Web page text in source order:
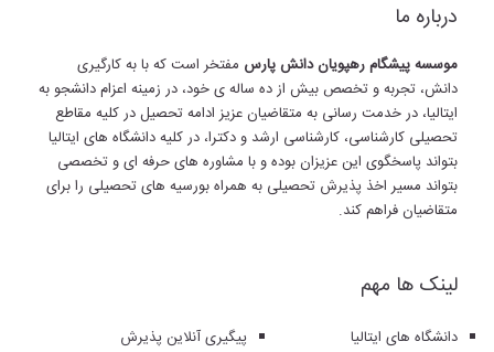
درباره ما
موسسه پیشگام رهپویان دانش پارس مفتخر است که با به کارگیری
دانش، تجربه و تخصص بیش از ده ساله ی خود، در زمینه اعزام دانشجو به
ایتالیا، در خدمت رسانی به متقاضیان عزیز ادامه تحصیل در کلیه مقاطع
تحصیلی کارشناسی، کارشناسی ارشد و دکترا، در کلیه دانشگاه های ایتالیا
بتواند پاسخگوی این عزیزان بوده و با مشاوره های حرفه ای و تخصصی
بتواند مسیر اخذ پذیرش تحصیلی به همراه بورسیه های تحصیلی را برای
متقاضیان فراهم کند.
لینک ها مهم
پیگیری آنلاین پذیرش
دانشگاه های ایتالیا